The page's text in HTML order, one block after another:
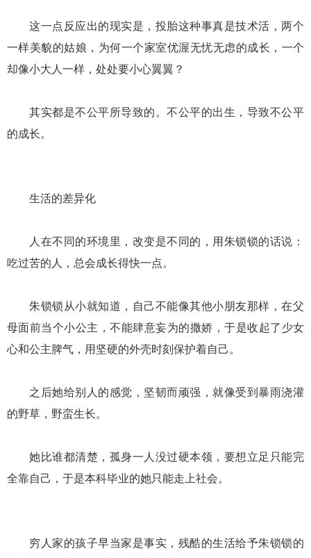
这一点反应出的现实是，投胎这种事真是技术活，两个
一样美貌的姑娘，为何一个家室优渥无忧无虑的成长，一个
却像小大人一样，处处要小心翼翼？
其实都是不公平所导致的。不公平的出生，导致不公平
的成长。
生活的差异化
人在不同的环境里，改变是不同的，用朱锁锁的话说：
吃过苦的人，总会成长得快一点。
朱锁锁从小就知道，自己不能像其他小朋友那样，在父
母面前当个小公主，不能肆意妄为的撒娇，于是收起了少女
心和公主脾气，用坚硬的外壳时刻保护着自己。
之后她给别人的感觉，坚韧而顽强，就像受到暴雨浇灌
的野草，野蛮生长。
她比谁都清楚，孤身一人没过硬本领，要想立足只能完
全靠自己，于是本科毕业的她只能走上社会。
穷人家的孩子早当家是事实，残酷的生活给予朱锁锁的